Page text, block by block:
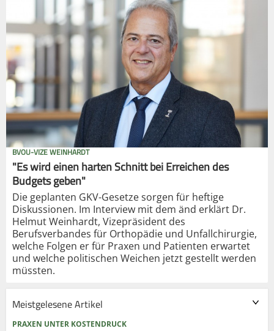
BVOU-VIZE WEINHARDT
"Es wird einen harten Schnitt bei Erreichen des
Budgets geben"
Die geplanten GKV-Gesetze sorgen für heftige
Diskussionen. Im Interview mit dem änd erklärt Dr.
Helmut Weinhardt, Vizepräsident des
Berufsverbandes für Orthopädie und Unfallchirurgie,
welche Folgen er für Praxen und Patienten erwartet
und welche politischen Weichen jetzt gestellt werden
müssten.
Meistgelesene Artikel
PRAXEN UNTER KOSTENDRUCK